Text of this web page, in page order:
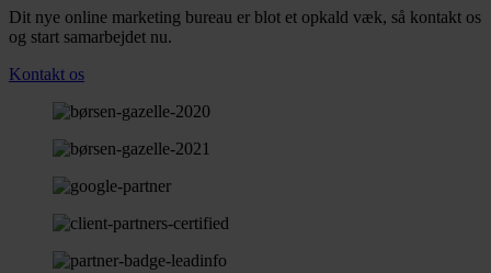
Dit nye online marketing bureau er blot et opkald væk, så kontakt os
og start samarbejdet nu.
Kontakt os